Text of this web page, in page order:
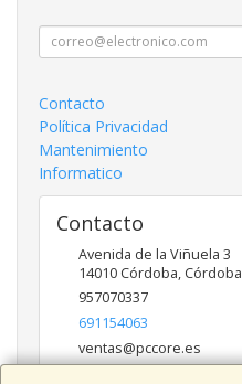
Contacto
Política Privacidad
Mantenimiento
Informatico
Contacto
Avenida de la Viñuela 3
14010 Córdoba, Córdoba
957070337
691154063
ventas@pccore.es